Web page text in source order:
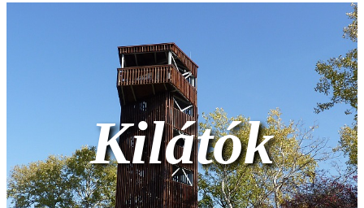
Kilátók